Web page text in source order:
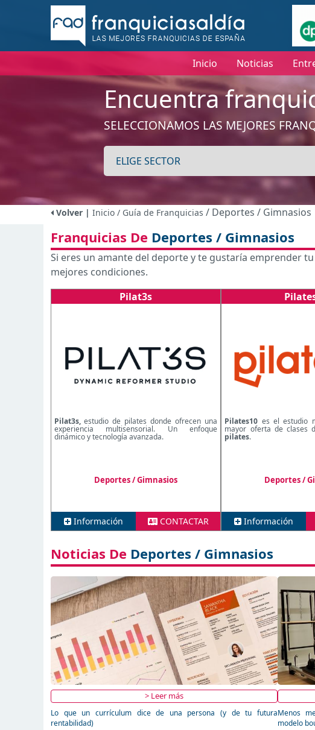
Inicio Noticias
Encuentra
SELECCIONAMOS LAS MEJORES
Volver | Inicio / Guía de Franquicias / Deportes / Gimnasios
Franquicias De Deportes / Gimnasios
Si eres un amante del deporte y te gustaría emprender
mejores condiciones.
Pilat3s
Pilat3s, estudio de pilates donde ofrecen una
experiencia multisensorial. Un enfoque
dinámico y tecnología avanzada.
Deportes / Gimnasios
Información CONTACTAR
Pilates10 es el estudio
mayor oferta de clases
pilates.
Deportes /
Información
Noticias De Deportes / Gimnasios
> Leer más
Lo que un currículum dice de una persona (y de tu futura
rentabilidad)
Menos
modelo